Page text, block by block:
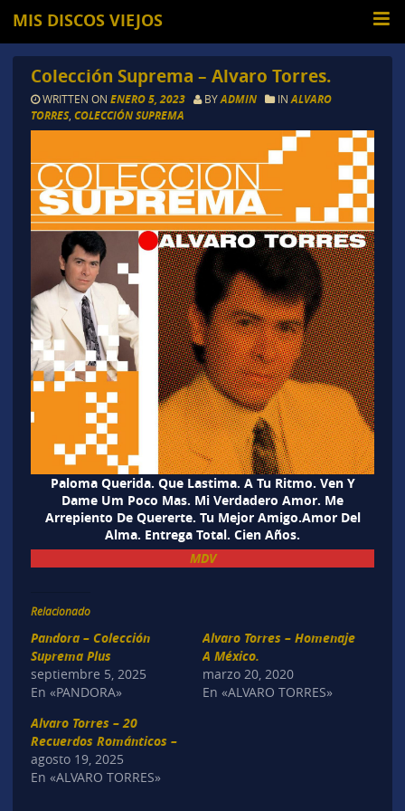
MIS DISCOS VIEJOS
Colección Suprema – Alvaro Torres.
WRITTEN ON ENERO 5, 2023 BYADMIN IN ALVARO
TORRES, COLECCIÓN SUPREMA
Paloma Querida. Que Lastima. A Tu Ritmo. Ven Y
Dame Um Poco Mas. Mi Verdadero Amor. Me
Arrepiento De Quererte. Tu Mejor Amigo.Amor Del
Alma. Entrega Total. Cien Años.
MDV
Relacionado
Pandora – Colección
Suprema Plus
septiembre 5, 2025
En «PANDORA»
Alvaro Torres – Homenaje
A México.
marzo 20, 2020
En «ALVARO TORRES»
Alvaro Torres – 20
Recuerdos Románticos –
agosto 19, 2025
En «ALVARO TORRES»